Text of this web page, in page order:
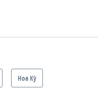
Hoa Kỳ